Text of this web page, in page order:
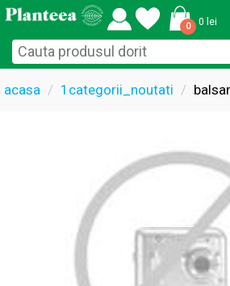
0 0 lei
acasa 1categorii_noutati